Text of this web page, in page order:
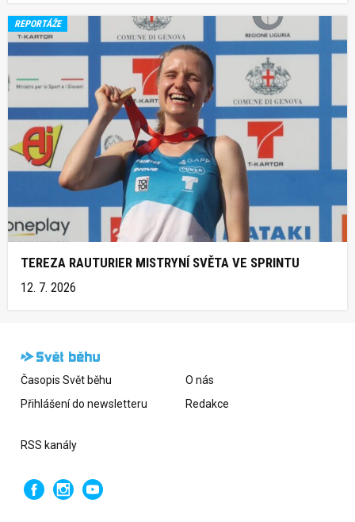
REPORTÁŽE
TEREZA RAUTURIER MISTRYNÍ SVĚTA VE SPRINTU
12. 7. 2026
Časopis Svět běhu
Přihlášení do newsletteru
O nás
Redakce
RSS kanály